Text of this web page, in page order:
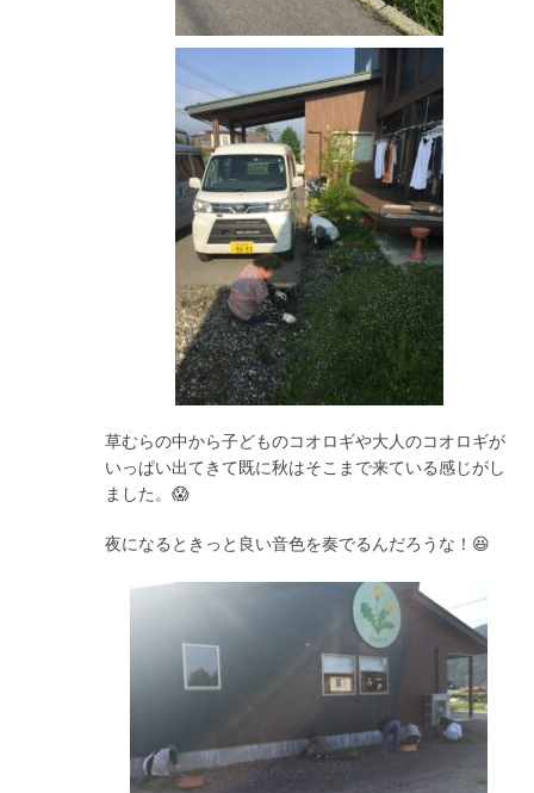
草むらの中から子どものコオロギや大人のコオロギが
いっぱい出てきて既に秋はそこまで来ている感じがし
ました。😱
夜になるときっと良い音色を奏でるんだろうな！😆